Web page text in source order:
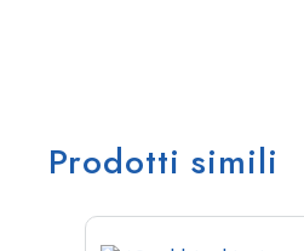
Prodotti simili